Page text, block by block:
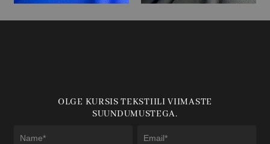
OLGE KURSIS TEKSTIILI VIIMASTE
SUUNDUMUSTEGA.